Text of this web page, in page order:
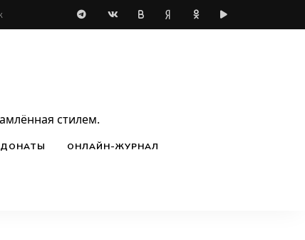
стилем.
ДОНАТЫ ОНЛАЙН-ЖУРНАЛ